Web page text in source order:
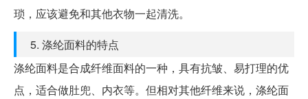
琐，应该避免和其他衣物一起清洗。
5. 涤纶面料的特点
涤纶面料是合成纤维面料的一种，具有抗皱、易打理的优
点，适合做肚兜、内衣等。但相对其他纤维来说，涤纶面